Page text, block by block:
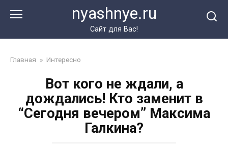
nyashnye.ru
Сайт для Вас!
Главная » Интересно
Вот кого не ждали, а
дождались! Кто заменит в
“Сегодня вечером” Максима
Галкина?